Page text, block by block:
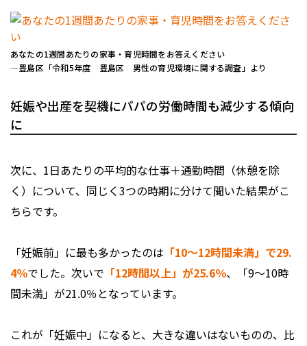
あなたの1週間あたりの家事・育児時間をお答えください
―豊島区「令和5年度 豊島区 男性の育児環境に関する調査」より
妊娠や出産を契機にパパの労働時間も減少する傾向
に
次に、1日あたりの平均的な仕事＋通勤時間（休憩を除
く）について、同じく3つの時期に分けて聞いた結果がこ
ちらです。
「妊娠前」に最も多かったのは 「10～12時間未満」で29.
4％でした。次いで 「12時間以上」が25.6％、「9～10時
間未満」が21.0％となっています。
これが「妊娠中」になると、大きな違いはないものの、比